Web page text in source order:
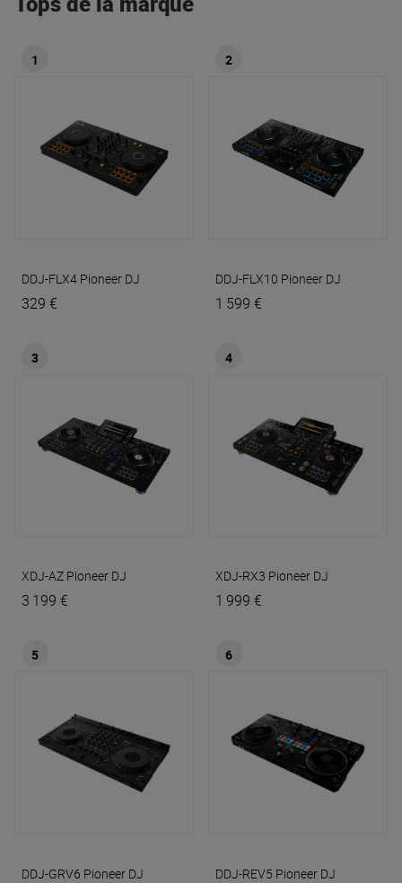
1
DDJ-FLX4 Pioneer DJ
329 €
2
DDJ-FLX10 Pioneer DJ
1 599 €
3
XDJ-AZ Pioneer DJ
3 199 €
4
XDJ-RX3 Pioneer DJ
1 999 €
5
DDJ-GRV6 Pioneer DJ
6
DDJ-REV5 Pioneer DJ